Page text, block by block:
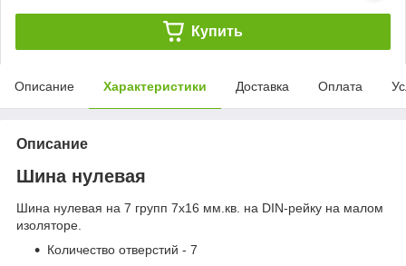
Купить
Описание Характеристики Доставка Оплата
Описание
Шина нулевая
Шина нулевая на 7 групп 7х16 мм.кв. на DIN-рейку на малом
изоляторе.
Количество отверстий - 7